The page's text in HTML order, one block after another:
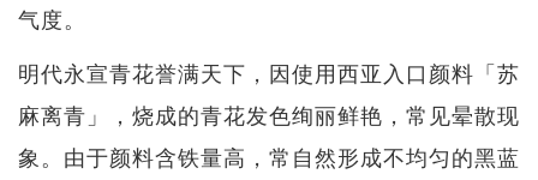
气度。
明代永宣青花誉满天下，因使用西亚入口颜料「苏
麻离青」，烧成的青花发色绚丽鲜艳，常见晕散现
象。由于颜料含铁量高，常自然形成不均匀的黑蓝